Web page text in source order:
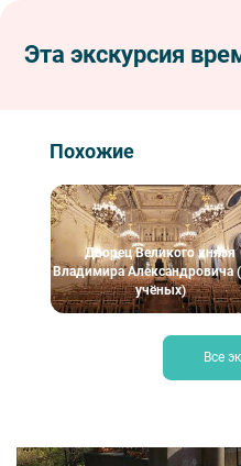
Обзорная
Невской Лавре с
Эта экскурсия
Похожие
Дворец Великого князя
Владимира Александровича
учёных)
Все